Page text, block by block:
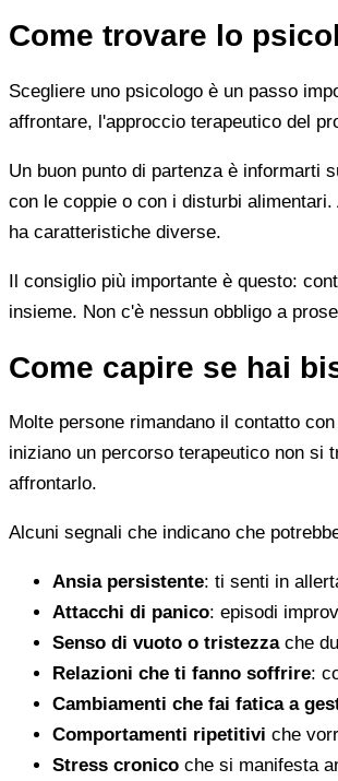
Come trovare lo
Scegliere uno psicologo è un passo
affrontare, l'approccio terapeutico del
Un buon punto di partenza è informarti
con le coppie o con i disturbi
ha caratteristiche diverse.
Il consiglio più importante è questo:
insieme. Non c'è nessun obbligo a
Come capire se hai
Molte persone rimandano il contatto
iniziano un percorso terapeutico non si
affrontarlo.
Alcuni segnali che indicano che
Ansia persistente: ti senti in
Attacchi di panico: episodi
Senso di vuoto o tristezzache
Relazioni che ti fanno soffrire:
Cambiamenti che fai fatica a
Comportamenti ripetitivi che
Stress cronico che si manifesta